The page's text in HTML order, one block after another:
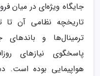
جایگاه ویژه‌ای در میان
تاریخچه نظامی آن
ترمینال‌ها و
پاسخگوی نیازهای
هواپیمایی بوده است.